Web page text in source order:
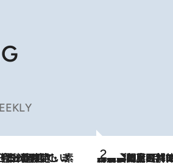
日本料理店で、素材と四季を愉しむ極上の時間 2026.8.8
「最後に見られてよかった」上野動物園の東園パンダ舎が解体前に特別公開。8月16日まで延長されたパネル展と共に辿る“半世紀”のパンダ飼育《解体工事の図面あり》